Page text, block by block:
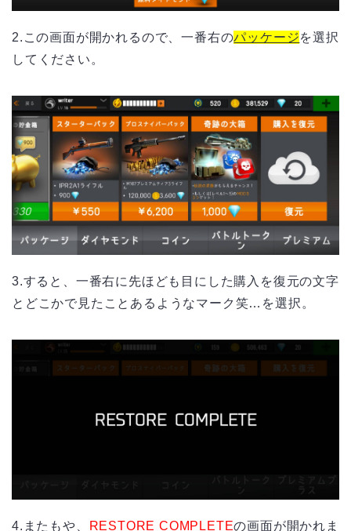
2.この画面が開かれるので、一番右のパッケージを選択
してください。
3.すると、一番右に先ほども目にした購入を復元の文字
とどこかで見たことあるようなマーク笑…を選択。
4.またもや、 RESTORE COMPLETEの画面が開かれま